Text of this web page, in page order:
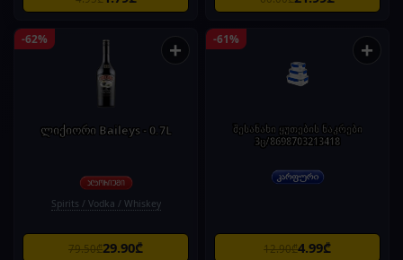
-62% +
ლიქიორი Baileys - 0.7L
Spirits / Vodka / Whiskey
79.50₾29.90₾
-61% +
შესანახი ყუთების ნაკრები
3ც/8698703213418
12.90₾4.99₾